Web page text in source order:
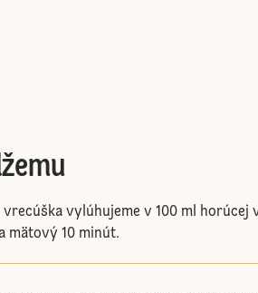
vrecúška vylúhujeme v 100 ml horúcej
mätový 10 minút.